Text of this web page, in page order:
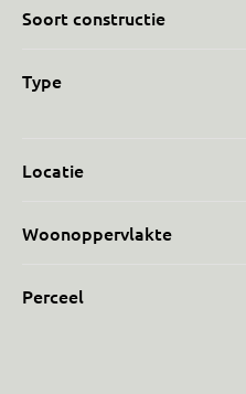
Soort constructie
Type
Locatie
Woonoppervlakte
Perceel